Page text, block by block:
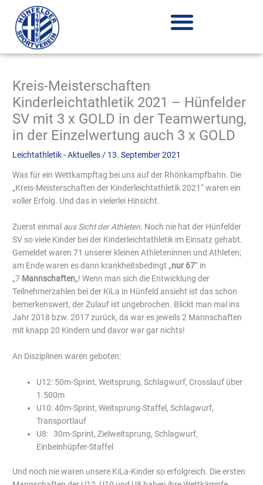
Inhalt
springen
Kreis-Meisterschaften
Kinderleichtathletik 2021 – Hünfelder
SV mit 3 x GOLD in der Teamwertung,
in der Einzelwertung auch 3 x GOLD
Leichtathletik - Aktuelles / 13. September 2021
Was für ein Wettkampftag bei uns auf der Rhönkampfbahn. Die
„Kreis-Meisterschaften der Kinderleichtathletik 2021“ waren ein
voller Erfolg. Und das in vielerlei Hinsicht.
Zuerst einmal aus Sicht der Athleten. Noch nie hat der Hünfelder
SV so viele Kinder bei der Kinderleichtathletik im Einsatz gehabt.
Gemeldet waren 71 unserer kleinen Athleteninnen und Athleten;
am Ende waren es dann krankheitsbedingt „nur 67“ in
„7 Mannschaften„! Wenn man sich die Entwicklung der
Teilnehmerzahlen bei der KiLa in Hünfeld ansieht ist das schon
bemerkenswert, der Zulauf ist ungebrochen. Blickt man mal ins
Jahr 2018 bzw. 2017 zurück, da war es jeweils 2 Mannschaften
mit knapp 20 Kindern und davor war gar nichts!
An Disziplinen waren geboten:
U12: 50m-Sprint, Weitsprung, Schlagwurf, Crosslauf über
1.500m
U10: 40m-Sprint, Weitsprung-Staffel, Schlagwurf,
Transportlauf
U8: 30m-Sprint, Zielweitsprung, Schlagwurf,
Einbeinhüpfer-Staffel
Und noch nie waren unsere KiLa-Kinder so erfolgreich. Die ersten